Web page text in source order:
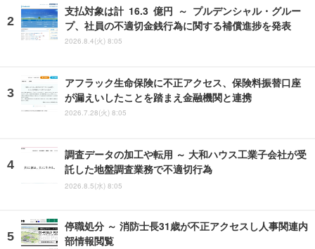
支払対象は計 16.3 億円 ～ プルデンシャル・グルー
プ、社員の不適切金銭行為に関する補償進捗を発表
2026.8.4(火) 8:05
アフラック生命保険に不正アクセス、保険料振替口座
が漏えいしたことを踏まえ金融機関と連携
2026.7.28(火) 8:05
調査データの加工や転用 ～ 大和ハウス工業子会社が受
託した地盤調査業務で不適切行為
2026.8.5(水) 8:05
停職処分 ～ 消防士長31歳が不正アクセスし人事関連内
部情報閲覧